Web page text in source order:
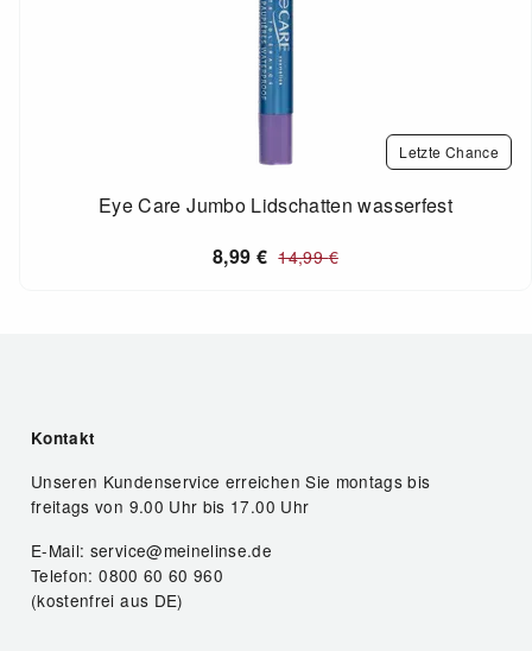
Letzte Chance
Eye Care Jumbo Lidschatten wasserfest
8,99 € 14,99€
Kontakt
Unseren Kundenservice erreichen Sie montags bis
freitags von 9.00 Uhr bis 17.00 Uhr
E-Mail: service@meinelinse.de
Telefon: 0800 60 60 960
(kostenfrei aus DE)